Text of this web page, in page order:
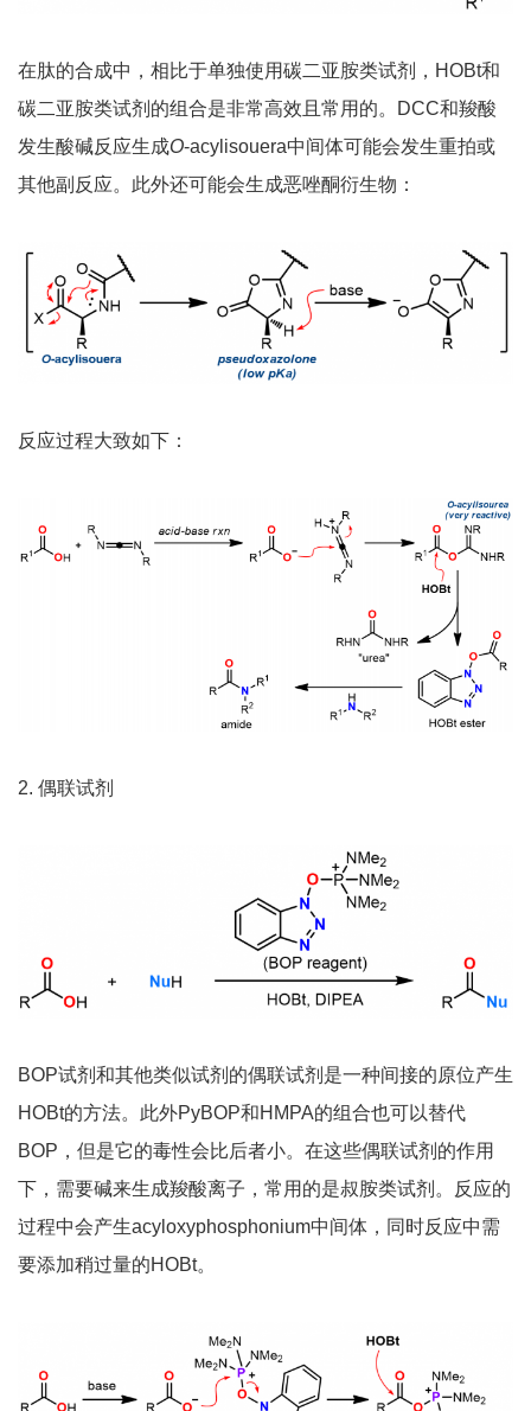
在肽的合成中，相比于单独使用碳二亚胺类试剂，HOBt和
碳二亚胺类试剂的组合是非常高效且常用的。DCC和羧酸
发生酸碱反应生成O-acylisouera中间体可能会发生重拍或
其他副反应。此外还可能会生成恶唑酮衍生物：
反应过程大致如下：
2. 偶联试剂
BOP试剂和其他类似试剂的偶联试剂是一种间接的原位产生
HOBt的方法。此外PyBOP和HMPA的组合也可以替代
BOP，但是它的毒性会比后者小。在这些偶联试剂的作用
下，需要碱来生成羧酸离子，常用的是叔胺类试剂。反应的
过程中会产生acyloxyphosphonium中间体，同时反应中需
要添加稍过量的HOBt。